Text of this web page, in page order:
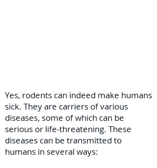
Yes, rodents can indeed make humans
sick. They are carriers of various
diseases, some of which can be
serious or life-threatening. These
diseases can be transmitted to
humans in several ways: